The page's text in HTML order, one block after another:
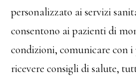
personalizzato ai servizi
consentono ai pazienti di
condizioni, comunicare con i
ricevere consigli di salute,